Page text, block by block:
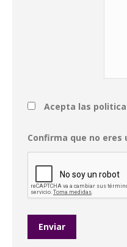
Acepta las
Confirma que no eres